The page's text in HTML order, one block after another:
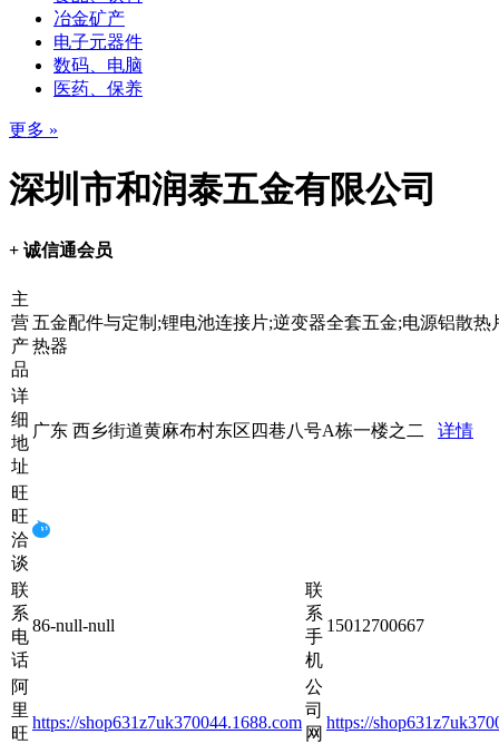
冶金矿产
电子元器件
数码、电脑
医药、保养
更多 »
深圳市和润泰五金有限公司
+ 诚信通会员
主
营
产
品
五金配件与定制;锂电池连接片;逆变器全套五金;电源铝散热
热器
详
细
地
址
广东 西乡街道黄麻布村东区四巷八号A栋一楼之二 详情
旺
旺
洽
谈
联
系
电
话
86-null-null
联
系
手
机
15012700667
阿
里
旺
https://shop631z7uk370044.1688.com
公
司
网
https://